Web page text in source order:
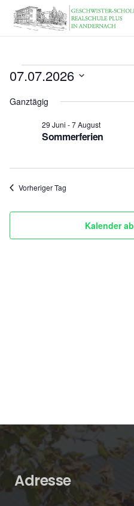
Für
Juli
,
2026
07.07.2026
wählen.
Ganztägig
Sommerferien
29 Juni -7 August
Vorheriger Tag
Kalender
Adresse